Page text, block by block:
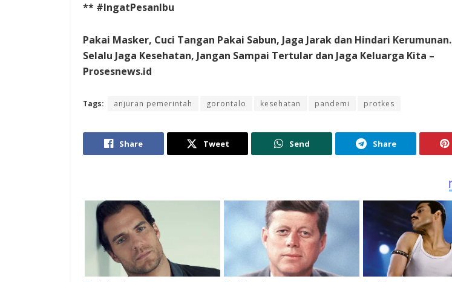
** #IngatPesanIbu
Pakai Masker, Cuci Tangan Pakai Sabun, Jaga Jarak dan Hindari Kerumunan.
Selalu Jaga Kesehatan, Jangan Sampai Tertular dan Jaga Keluarga Kita –
Prosesnews.id
Tags: anjuran pemerintah gorontalo kesehatan pandemi protkes
Share Tweet Send Share